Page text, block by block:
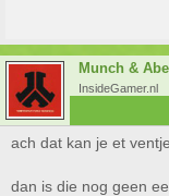
Munch & Abe
InsideGamer.nl
ach dat kan je et
dan is die nog geen